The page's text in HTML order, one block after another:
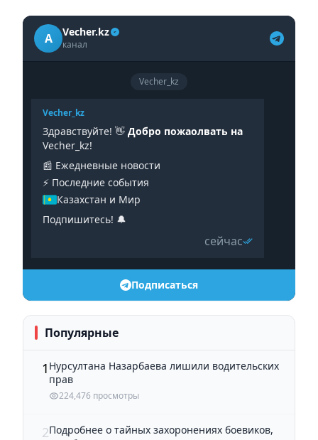
A Vecher.kz
канал
Vecher_kz
Vecher_kz
Здравствуйте! 👋 Добро пожаолвать на
Vecher_kz!
📰 Ежедневные новости
⚡️ Последние события
Казахстан и Мир
Подпишитесь! 🔔
сейчас
Подписаться
Популярные
1 Нурсултана Назарбаева лишили водительских
прав
224,476 просмотры
2Подробнее о тайных захоронениях боевиков,